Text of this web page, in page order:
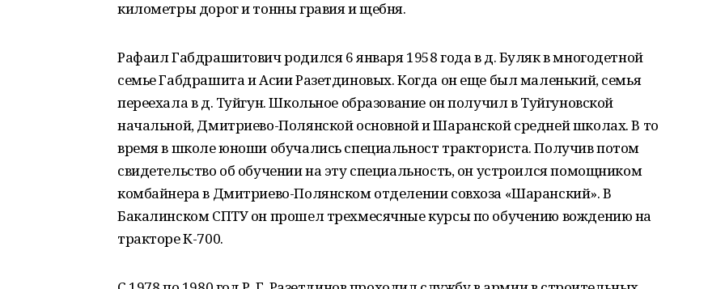
километры дорог и тонны гравия и щебня.
Рафаил Габдрашитович родился 6 января 1958 года в д. Буляк в многодетной
семье Габдрашита и Асии Разетдиновых. Когда он еще был маленький, семья
переехала в д. Туйгун. Школьное образование он получил в Туйгуновской
начальной, Дмитриево-Полянской основной и Шаранской средней школах. В то
время в школе юноши обучались специальност тракториста. Получив потом
свидетельство об обучении на эту специальность, он устроился помощником
комбайнера в Дмитриево-Полянском отделении совхоза «Шаранский». В
Бакалинском СПТУ он прошел трехмесячные курсы по обучению вождению на
тракторе К-700.